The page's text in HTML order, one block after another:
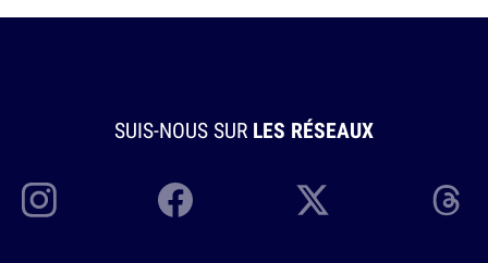
SUIS-NOUS SUR LES RÉSEAUX